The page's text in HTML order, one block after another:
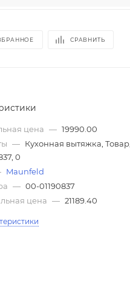
СРАВНИТЬ
цена — 19990.00
— Кухонная вытяжка, Товар,
0
Maunfeld
— 00-01190837
цена — 21189.40